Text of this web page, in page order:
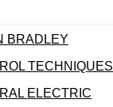
BRADLEY
TECHNIQUES
ELECTRIC